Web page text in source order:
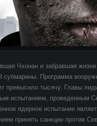
Чхонан и забравшая
субмарины. Программа
превысило тысячу. Главы
испытанием, проведенным
ядерное испытание
принять санкции против